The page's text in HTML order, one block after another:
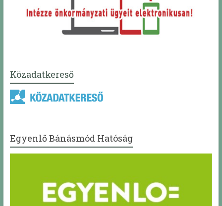
Közadatkereső
Egyenlő Bánásmód Hatóság